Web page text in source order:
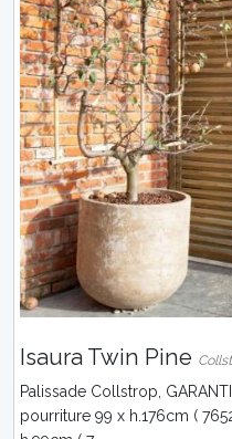
Isaura Twin Pine
Palissade Collstrop,
pourriture 99 x h.176cm (